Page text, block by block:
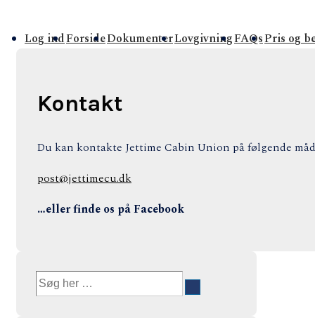
Log indForsideDokumenterLovgivningFAQsPris og
Kontakt
Du kan kontakte Jettime Cabin Union på følgende
post@jettimecu.dk
…eller finde os på Facebook
Søg
efter: